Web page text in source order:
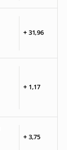
+ 31,96
+ 1,17
+ 3,75